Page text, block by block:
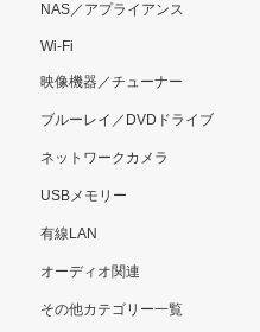
NAS／アプライアンス
Wi-Fi
映像機器／チューナー
ブルーレイ／DVDドライブ
ネットワークカメラ
USBメモリー
有線LAN
オーディオ関連
その他カテゴリー一覧